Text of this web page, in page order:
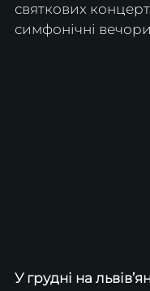
святкових
симфонічні
У грудні на